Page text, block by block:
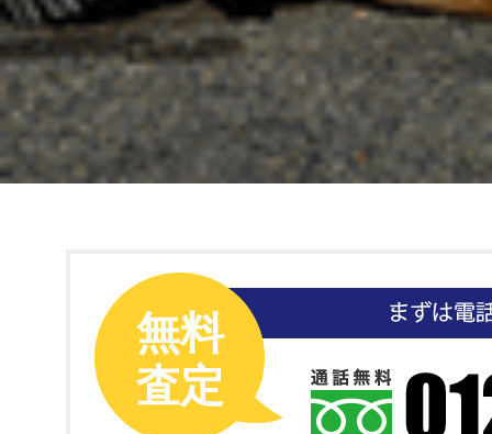
無料
査定